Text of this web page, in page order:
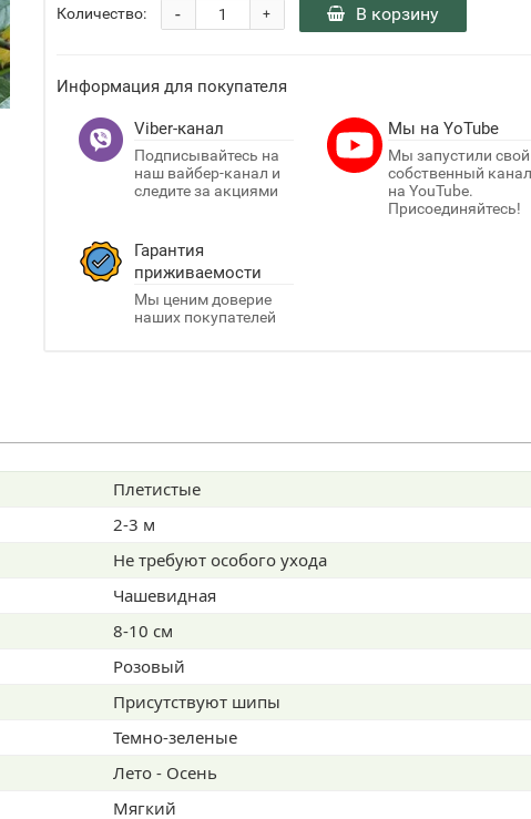
В корзину
Viber-канал
Подписывайтесь на
наш вайбер-канал и
Мы на YoTube
Мы запустили свой
собственный канал
на YouTube.
Гарантия
приживаемости
Мы ценим доверие
Лето - Осень